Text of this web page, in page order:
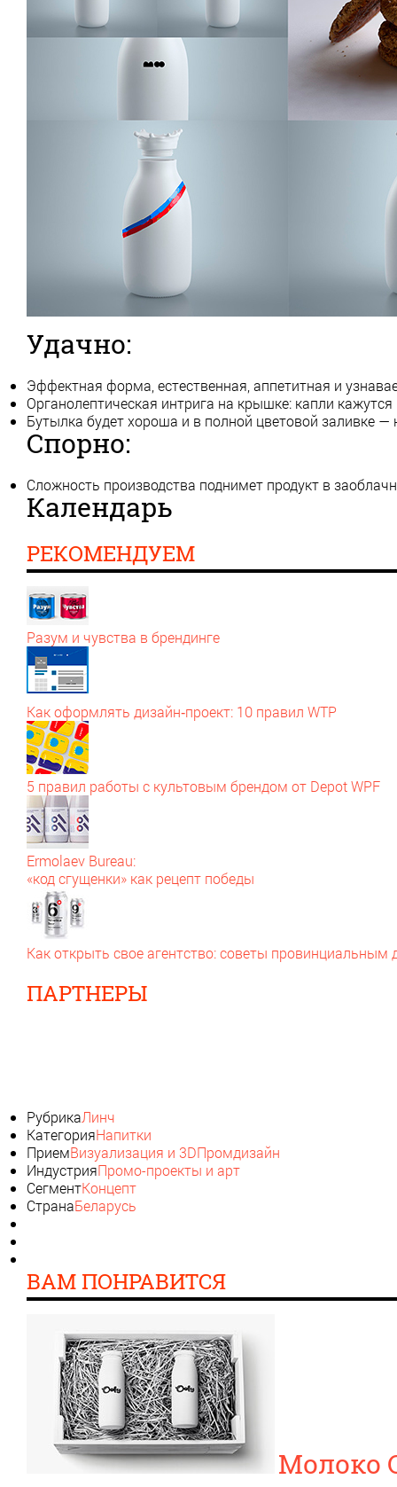
Удачно:
Эффектная форма, естественная, аппетитная и
Органолептическая интрига на крышке: капли
Бутылка будет хороша и в полной цветовой заливке
Спорно:
Сложность производства поднимет продукт в
Календарь
РЕКОМЕНДУЕМ
Разум и чувства в брендинге
Как оформлять дизайн‑проект: 10 правил WTP
5 правил работы с культовым брендом от Depot WPF
Ermolaev Bureau:
«код сгущенки» как рецепт победы
Как открыть свое агентство: советы провинциальным
ПАРТНЕРЫ
РубрикаЛинч
КатегорияНапитки
ПриемВизуализация и 3DПромдизайн
ИндустрияПромо-проекты и арт
СегментКонцепт
СтранаБеларусь
ВАМ ПОНРАВИТСЯ
Молоко